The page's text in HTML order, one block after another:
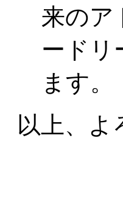
来のア
ードリ
ます。
以上、よ